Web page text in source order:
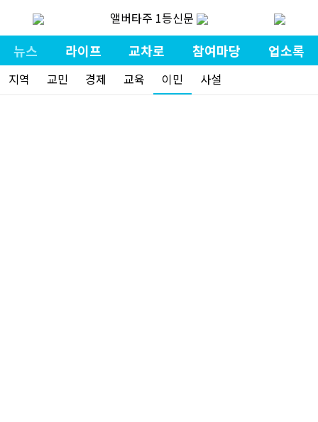
앨버타주 1등신문
뉴스 라이프 교차로 참여마당 업소록
지역 교민 경제 교육 이민 사설